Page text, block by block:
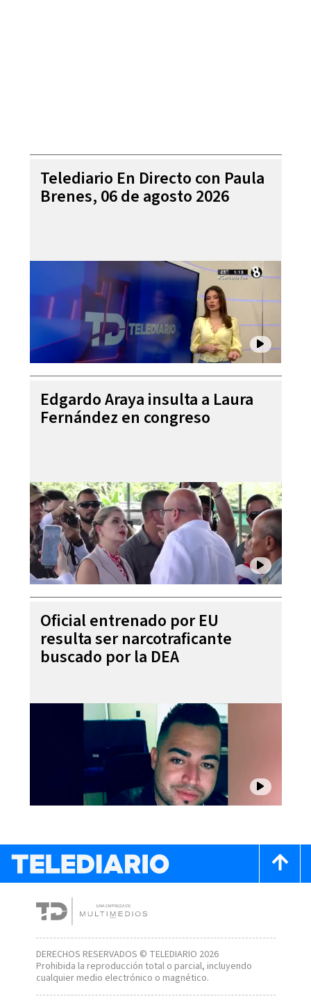
Telediario En Directo con Paula
Brenes, 06 de agosto 2026
Edgardo Araya insulta a Laura
Fernández en congreso
Oficial entrenado por EU
resulta ser narcotraficante
buscado por la DEA
DERECHOS RESERVADOS © TELEDIARIO 2026
Prohibida la reproducción total o parcial, incluyendo
cualquier medio electrónico o magnético.